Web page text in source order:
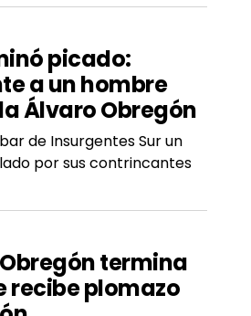
picado:
a un hombre
Álvaro Obregón
de Insurgentes Sur un
por sus contrincantes
termina
recibe plomazo